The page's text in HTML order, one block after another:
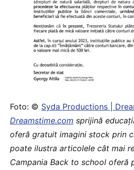
Foto: © Syda Productions |
Dreamstime.com sprijină
oferă gratuit imagini stock prin
poate ilustra articolele cât mai
Campania Back to school oferă